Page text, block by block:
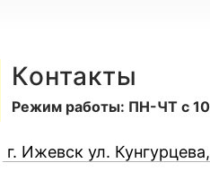
Контакты
Режим работы: ПН-ЧТ с
г. Ижевск ул.